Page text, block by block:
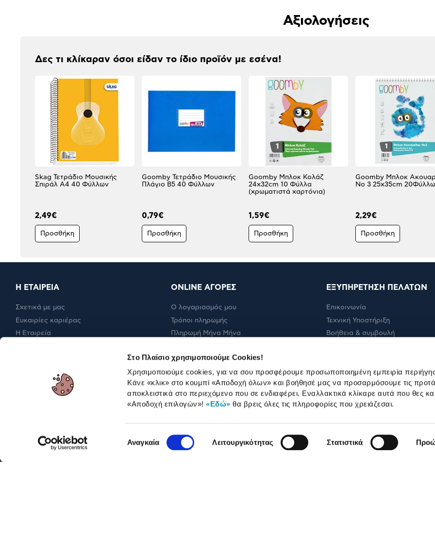
Στο Πλαίσιο χρησιμοποιούμε Cookies!
Χρησιμοποιούμε cookies, για να σου προσφέρουμε προσωποποιημένη εμπειρία
Κάνε «κλικ» στο κουμπί «Αποδοχή όλων» και βοήθησέ μας να προσαρμόσουμε τις
αποκλειστικά στο περιεχόμενο που σε ενδιαφέρει. Εναλλακτικά κλίκαρε αυτά που θες
«Αποδοχή επιλογών»!«Εδώ» θα βρεις όλες τις πληροφορίες που χρειάζεσαι.
συγκατάθεσης
Αναγκαία Λειτουργικότητας Στατιστικά
Αξιολογήσεις
Δες τι κλίκαραν όσοι είδαν το ίδιο προϊόν με εσένα!
Skag Τετράδιο Μουσικής
Σπιράλ Α4 40 Φύλλων
2,49€
Προσθήκη
Goomby Τετράδιο Μουσικής
Πλάγιο Β5 40 Φύλλων
0,79€
Προσθήκη
Goomby Μπλοκ Κολάζ
24x32cm 10 Φύλλα
(χρωματιστά χαρτόνια)
1,59€
Προσθήκη
Goomby Μπλοκ
No 3 25x35cm
2,29€
Προσθήκη
Η ΕΤΑΙΡΕΙΑ
Σχετικά με μας
Ευκαιρίες καριέρας
Η Εταιρεία
ONLINE ΑΓΟΡΕΣ
Ο λογαριασμός μου
Τρόποι πληρωμής
Πληρωμή Μήνα Μήνα
Επιστροφές
ΕΞΥΠΗΡΕΤΗΣΗ ΠΕΛΑΤΩΝ
Επικοινωνία
Τεχνική Υποστήριξη
Βοήθεια & συμβουλή
Όροι εμπορικών ενεργειών
Καταστήματα
ΓΙΑ ΕΠΑΓΓΕΛΜΑΤΙΕΣ